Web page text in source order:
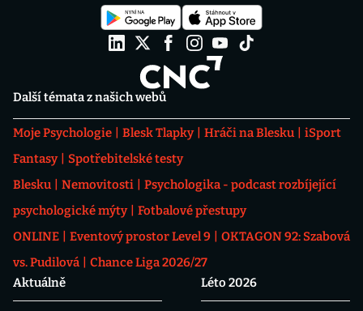
Další témata z našich webů
Moje Psychologie Blesk Tlapky Hráči na Blesku
iSport
Fantasy
Spotřebitelské testy
Blesku
Nemovitosti
Psychologika - podcast rozbíjející
psychologické mýty
Fotbalové přestupy
ONLINE
Eventový prostor Level 9
OKTAGON 92: Szabová
vs. Pudilová
Chance Liga 2026/27
Aktuálně
Léto 2026